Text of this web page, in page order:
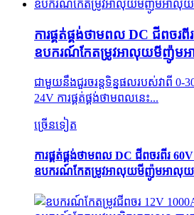
ការផ្គត់ផ្គង់ថាមពល DC ជីពចរ
ឧបករណ៍កែតម្រូវអាលុយមីញ៉ូម
ជាមួយនឹងជួរចរន្តទិន្នផលរបស់វាពី 0-
24V ការផ្គត់ផ្គង់ថាមពលនេះ...
ច្រើនទៀត
ការផ្គត់ផ្គង់ថាមពល DC ជីពចរពីរ
ឧបករណ៍កែតម្រូវអាលុយមីញ៉ូមអាលុ